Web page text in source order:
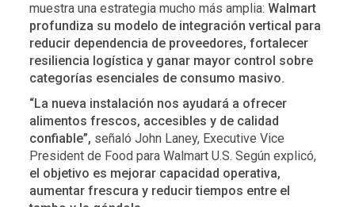
muestra una estrategia mucho más amplia:Walmart
profundiza su modelo de integración vertical para
reducir dependencia de proveedores, fortalecer
resiliencia logística y ganar mayor control sobre
categorías esenciales de consumo masivo.
“La nueva instalación nos ayudará a ofrecer
alimentos frescos, accesibles y de calidad
confiable”, señaló John Laney, Executive Vice
President de Food para Walmart U.S. Según explicó,
el objetivo es mejorar capacidad operativa,
aumentar frescura y reducir tiempos entre el